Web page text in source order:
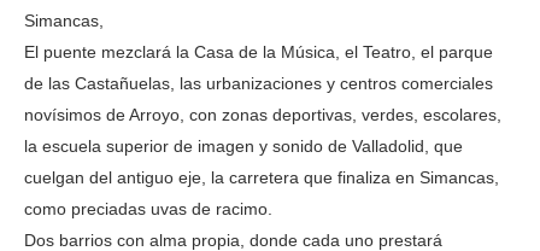
Simancas,
El puente mezclará la Casa de la Música, el Teatro, el parque
de las Castañuelas, las urbanizaciones y centros comerciales
novísimos de Arroyo, con zonas deportivas, verdes, escolares,
la escuela superior de imagen y sonido de Valladolid, que
cuelgan del antiguo eje, la carretera que finaliza en Simancas,
como preciadas uvas de racimo.
Dos barrios con alma propia, donde cada uno prestará